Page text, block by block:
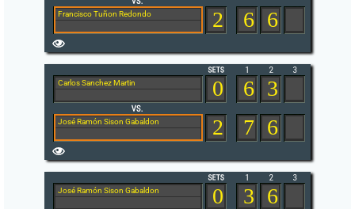
Francisco Tuñon Redondo
2
6 6
Carlos Sanchez Martin
José Ramón Sison Gabaldon
0
2
6 3
7 6
José Ramón Sison Gabaldon
0
3 6